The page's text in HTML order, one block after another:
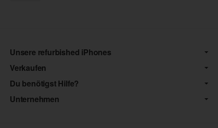
Unsere refurbished iPhones
Verkaufen
Du benötigst Hilfe?
Unternehmen